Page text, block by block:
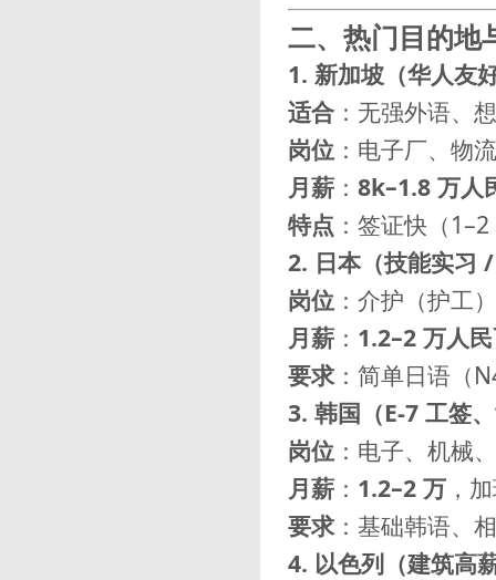
二、热门目的地
1. 新加坡（华人友
适合 ：无强外语、
岗位 ：电子厂、物
月薪 ： 8k–1.8 万人
特点 ：签证快（
2. 日本（技能实习
岗位 ：介护（护工
月薪 ： 1.2–2 万人
要求：简单日语（
3. 韩国（E-7 工签
岗位 ：电子、机械
月薪 ： 1.2–2 万 ，
要求：基础韩语、
4. 以色列（建筑高